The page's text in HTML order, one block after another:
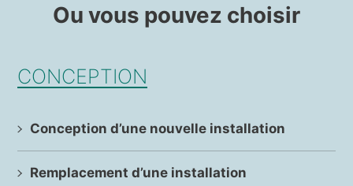
Ou vous pouvez choisir
CONCEPTION
Conception d’une nouvelle installation
Remplacement d’une installation